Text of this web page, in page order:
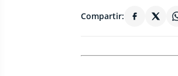
Compartir: